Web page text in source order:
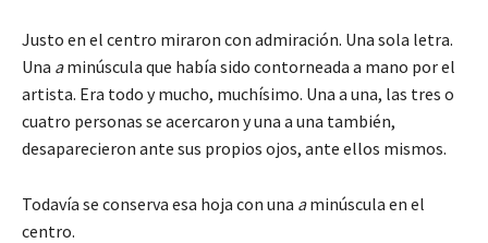
Justo en el centro miraron con admiración. Una sola letra.
Una aminúscula que había sido contorneada a mano por el
artista. Era todo y mucho, muchísimo. Una a una, las tres o
cuatro personas se acercaron y una a una también,
desaparecieron ante sus propios ojos, ante ellos mismos.
Todavía se conserva esa hoja con una aminúscula en el
centro.